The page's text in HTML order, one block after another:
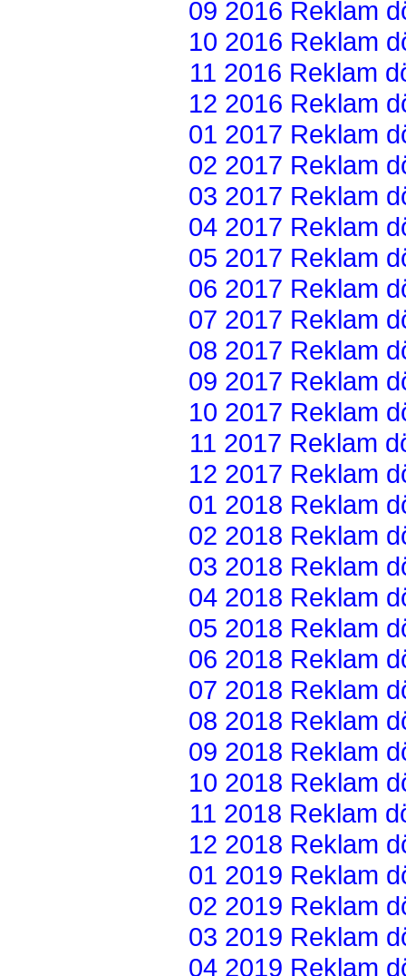
09 2016 Reklam
10 2016 Reklam
11 2016 Reklam
12 2016 Reklam
01 2017 Reklam
02 2017 Reklam
03 2017 Reklam
04 2017 Reklam
05 2017 Reklam
06 2017 Reklam
07 2017 Reklam
08 2017 Reklam
09 2017 Reklam
10 2017 Reklam
11 2017 Reklam
12 2017 Reklam
01 2018 Reklam
02 2018 Reklam
03 2018 Reklam
04 2018 Reklam
05 2018 Reklam
06 2018 Reklam
07 2018 Reklam
08 2018 Reklam
09 2018 Reklam
10 2018 Reklam
11 2018 Reklam
12 2018 Reklam
01 2019 Reklam
02 2019 Reklam
03 2019 Reklam
04 2019 Reklam